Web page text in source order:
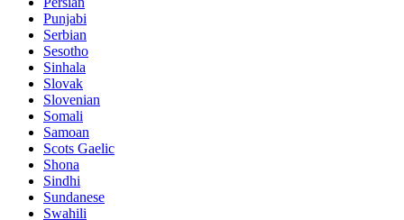
Punjabi
Serbian
Sesotho
Sinhala
Slovak
Slovenian
Somali
Samoan
Scots Gaelic
Shona
Sindhi
Sundanese
Swahili